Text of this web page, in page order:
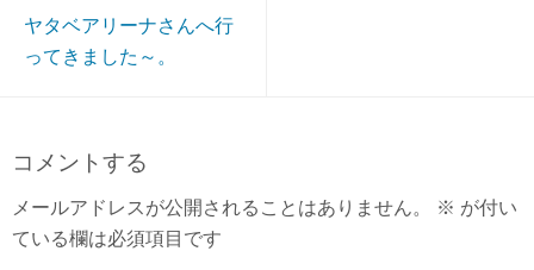
ヤタベアリーナさんへ行
ってきました～。
コメントする
メールアドレスが公開されることはありません。 ※ が付い
ている欄は必須項目です